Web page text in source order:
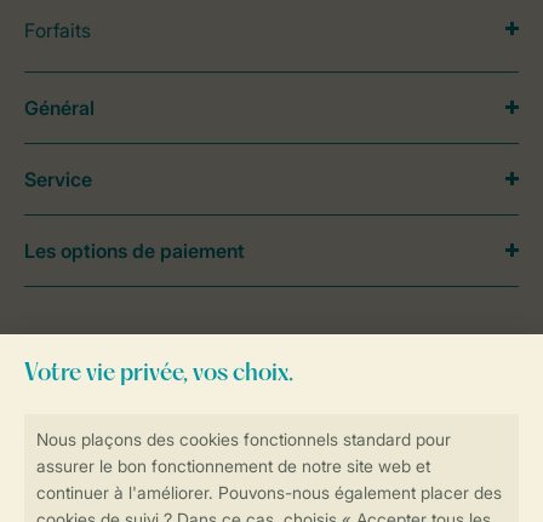
Forfaits
contactez notreContact Center.
Général
Service
Les options de paiement